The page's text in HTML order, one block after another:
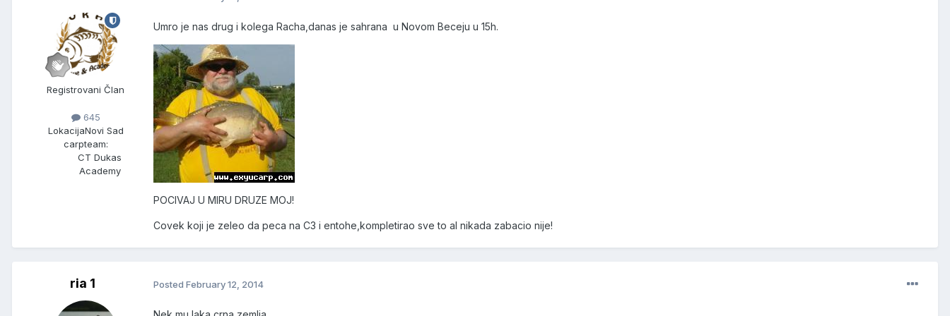
Registrovani Član
645
LokacijaNovi Sad
carpteam:
CT Dukas
Academy
Umro je nas drug i kolega Racha,danas je sahrana u Novom Beceju u 15h.
POCIVAJ U MIRU DRUZE MOJ!
Covek koji je zeleo da peca na C3 i entohe,kompletirao sve to al nikada zabacio nije!
ria 1 Posted February 12, 2014